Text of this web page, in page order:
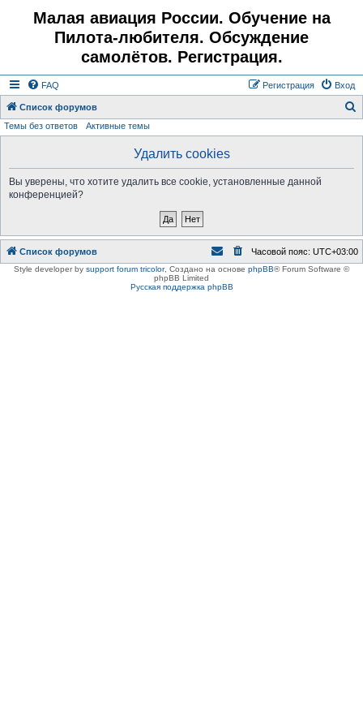
Малая авиация России. Обучение на
Пилота-любителя. Обсуждение
самолётов. Регистрация.
FAQ Вход
Регистрация
Список форумов
Темы без ответов Активные темы
Удалить cookies
Вы уверены, что хотите удалить все cookie, установленные данной
конференцией?
Список форумов Часовой пояс: UTC+03:00
Style developer by support forum tricolor, Создано на основе phpBB® Forum Software ©
phpBB Limited
Русская поддержка phpBB